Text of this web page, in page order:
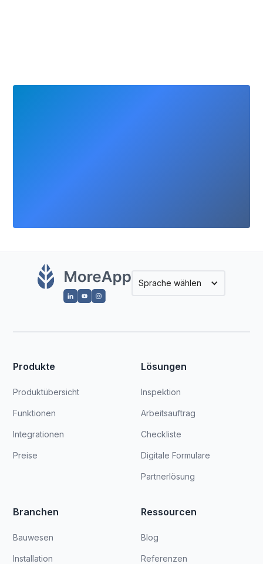
Sprache wählen
Produkte
Produktübersicht
Funktionen
Integrationen
Preise
Lösungen
Inspektion
Arbeitsauftrag
Checkliste
Digitale Formulare
Partnerlösung
Branchen
Bauwesen
Installation
Ressourcen
Blog
Referenzen